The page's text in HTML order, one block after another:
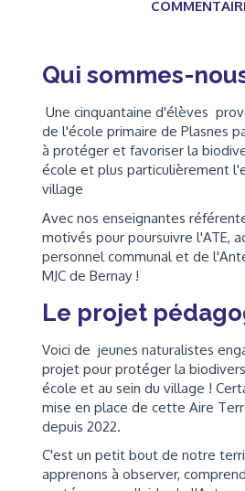
Qui sommes-
Une cinquantaine d'élèves
de l'école primaire de Plasnes
à protéger et favoriser la
école et plus particulièrement
village
Avec nos enseignantes
motivés pour poursuivre l'ATE,
personnel communal et de
MJC de Bernay !
Le projet
Voici de jeunes naturalistes
projet pour protéger la
école et au sein du village !
mise en place de cette Aire
depuis 2022.
C'est un petit bout de notre
apprenons à observer,